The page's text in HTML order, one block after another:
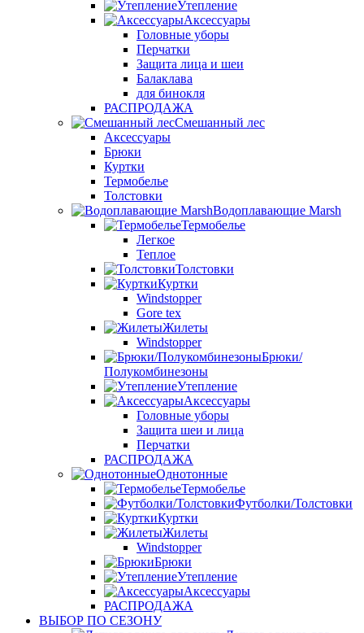
Утепление
Аксессуары
Головные уборы
Перчатки
Защита лица и шеи
Балаклава
для бинокля
РАСПРОДАЖА
Смешанный лес
Аксессуары
Брюки
Куртки
Термобелье
Толстовки
Водоплавающие Marsh
Термобелье
Легкое
Теплое
Толстовки
Куртки
Windstopper
Gore tex
Жилеты
Windstopper
Брюки/
Полукомбинезоны
Утепление
Аксессуары
Головные уборы
Защита шеи и лица
Перчатки
РАСПРОДАЖА
Однотонные
Термобелье
Футболки/Толстовки
Куртки
Жилеты
Windstopper
Брюки
Утепление
Аксессуары
РАСПРОДАЖА
ВЫБОР ПО СЕЗОНУ